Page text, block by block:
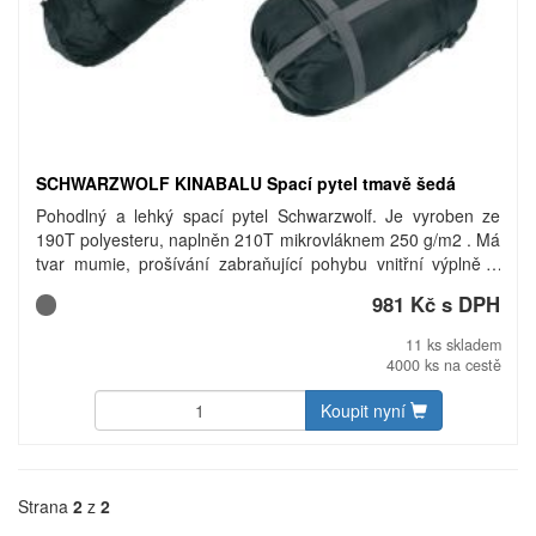
SCHWARZWOLF KINABALU Spací pytel tmavě šedá
Pohodlný a lehký spací pytel Schwarzwolf. Je vyroben ze
190T polyesteru, naplněn 210T mikrovláknem 250 g/m2 . Má
tvar mumie, prošívání zabraňující pohybu vnitřní výplně a
-7° C. Dodáváno v kompresním obalu. Hmotnost: 1350 g.
Materiál: 190T polyester, 210T mikrovlákno. Rozměry: délka
220 cm, šířka v nejširší části 80 cm, šířka v nejužší části 55
981 Kč s DPH
11 ks skladem
4000 ks na cestě
Koupit nyní
Strana 2 z 2